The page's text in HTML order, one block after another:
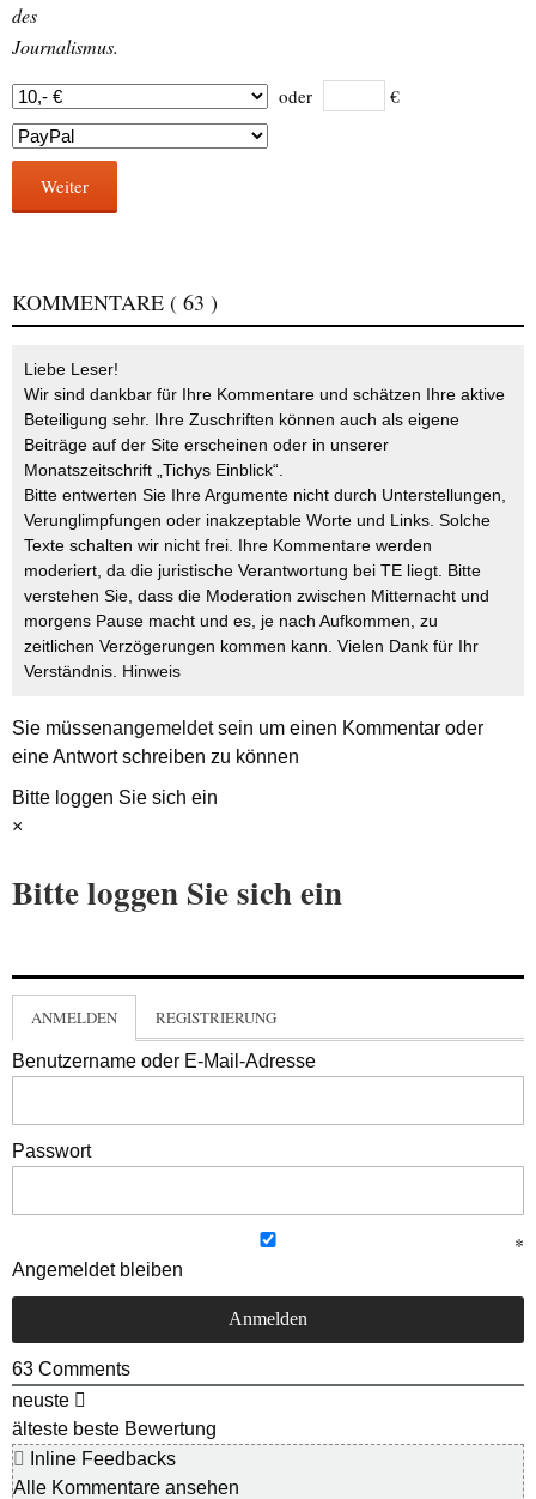
des
Journalismus.
oder €
Weiter
KOMMENTARE ( 63 )
Liebe Leser!
Wir sind dankbar für Ihre Kommentare und schätzen Ihre aktive
Beteiligung sehr. Ihre Zuschriften können auch als eigene
Beiträge auf der Site erscheinen oder in unserer
Monatszeitschrift „Tichys Einblick“.
Bitte entwerten Sie Ihre Argumente nicht durch Unterstellungen,
Verunglimpfungen oder inakzeptable Worte und Links. Solche
Texte schalten wir nicht frei. Ihre Kommentare werden
moderiert, da die juristische Verantwortung bei TE liegt. Bitte
verstehen Sie, dass die Moderation zwischen Mitternacht und
morgens Pause macht und es, je nach Aufkommen, zu
zeitlichen Verzögerungen kommen kann. Vielen Dank für Ihr
Verständnis. Hinweis
Sie müssenangemeldetsein um einen Kommentar oder
eine Antwort schreiben zu können
Bitte loggen Sie sich ein
×
Bitte loggen Sie sich ein
ANMELDEN REGISTRIERUNG
Benutzername oder E-Mail-Adresse
Passwort
Angemeldet bleiben
63 Comments
neuste
älteste beste Bewertung
Inline Feedbacks
Alle Kommentare ansehen